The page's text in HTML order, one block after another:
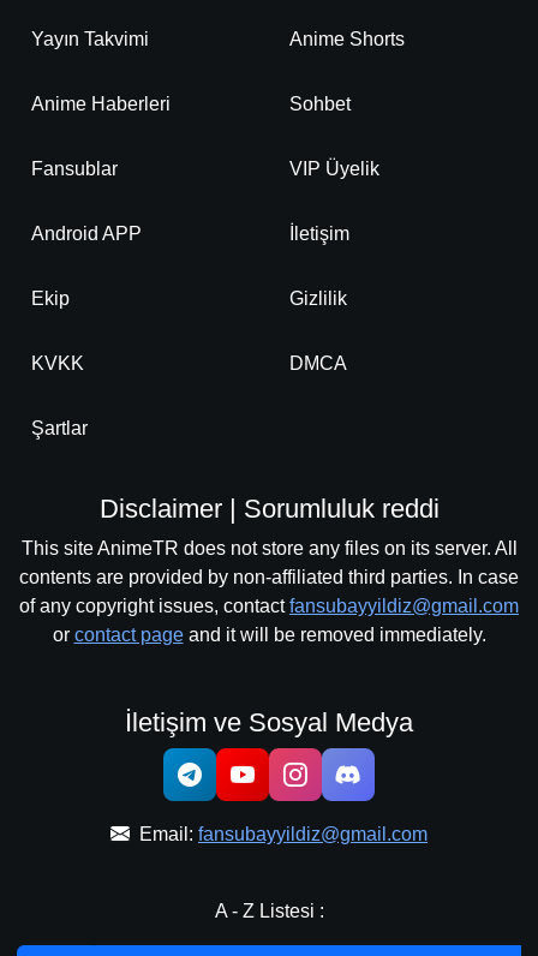
Yayın Takvimi Anime Shorts
Anime Haberleri Sohbet
Fansublar VIP Üyelik
Android APP İletişim
Ekip Gizlilik
KVKK DMCA
Şartlar
Disclaimer | Sorumluluk reddi
This site AnimeTR does not store any files on its server. All
contents are provided by non-affiliated third parties. In case
of any copyright issues, contactfansubayyildiz@gmail.com
or contact pageand it will be removed immediately.
İletişim ve Sosyal Medya
Email: fansubayyildiz@gmail.com
A - Z Listesi :